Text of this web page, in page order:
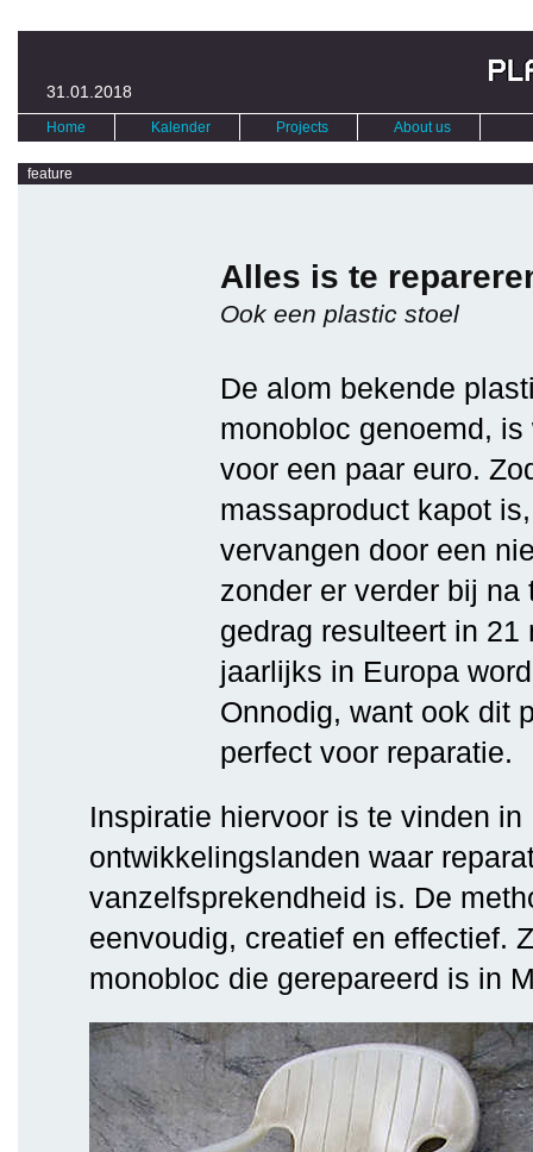
31.01.2018
Home Kalender Projects About us
feature
Alles is te
Ook een plastic stoel
De alom bekende
monobloc genoemd,
voor een paar euro.
massaproduct kapot
vervangen door een
zonder er verder bij na
gedrag resulteert in
jaarlijks in Europa
Onnodig, want ook dit
perfect voor reparatie.
Inspiratie hiervoor is te vinden in
ontwikkelingslanden waar
vanzelfsprekendheid is. De
eenvoudig, creatief en effectief.
monobloc die gerepareerd is in